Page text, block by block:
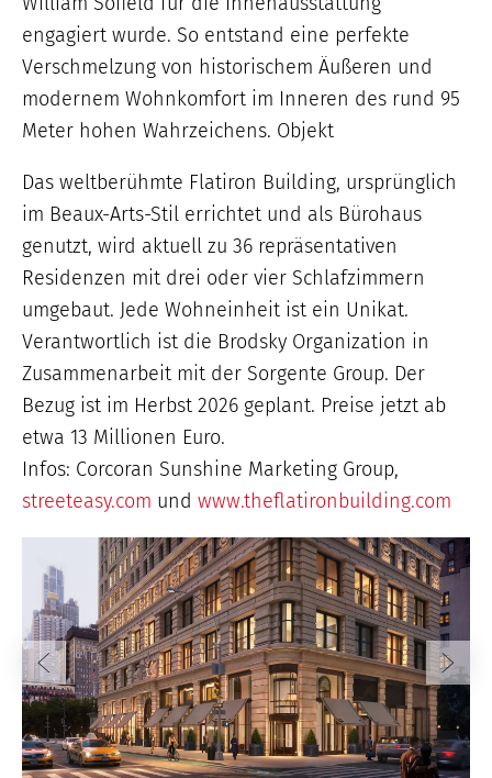
engagiert wurde. So entstand eine perfekte
Verschmelzung von historischem Äußeren und
modernem Wohnkomfort im Inneren des rund 95
Meter hohen Wahrzeichens. Objekt
Das weltberühmte Flatiron Building, ursprünglich
im Beaux-Arts-Stil errichtet und als Bürohaus
genutzt, wird aktuell zu 36 repräsentativen
Residenzen mit drei oder vier Schlafzimmern
umgebaut. Jede Wohneinheit ist ein Unikat.
Verantwortlich ist die Brodsky Organization in
Zusammenarbeit mit der Sorgente Group. Der
Bezug ist im Herbst 2026 geplant. Preise jetzt ab
etwa 13 Millionen Euro.
Infos: Corcoran Sunshine Marketing Group,
streeteasy.com und www.theflatironbuilding.com